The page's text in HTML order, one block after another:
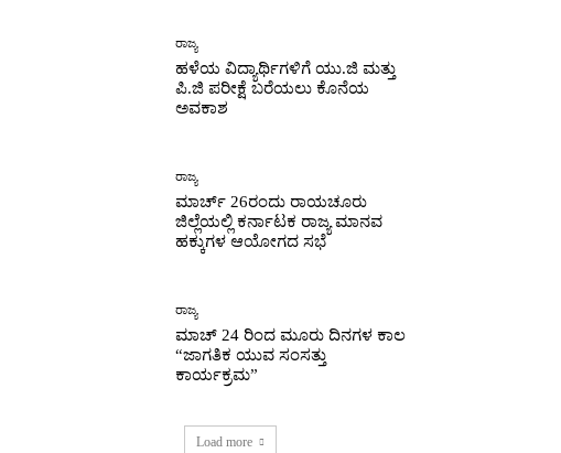
ರಾಜ್ಯ
ಹಳೆಯ ವಿದ್ಯಾರ್ಥಿಗಳಿಗೆ ಯು.ಜಿ ಮತ್ತು
ಪಿ.ಜಿ ಪರೀಕ್ಷೆ ಬರೆಯಲು ಕೊನೆಯ
ಅವಕಾಶ
ರಾಜ್ಯ
ಮಾರ್ಚ್ 26ರಂದು ರಾಯಚೂರು
ಜಿಲ್ಲೆಯಲ್ಲಿ ಕರ್ನಾಟಕ ರಾಜ್ಯ ಮಾನವ
ಹಕ್ಕುಗಳ ಆಯೋಗದ ಸಭೆ
ರಾಜ್ಯ
ಮಾಚ್ 24 ರಿಂದ ಮೂರು ದಿನಗಳ ಕಾಲ
“ಜಾಗತಿಕ ಯುವ ಸಂಸತ್ತು
ಕಾರ್ಯಕ್ರಮ”
Load more